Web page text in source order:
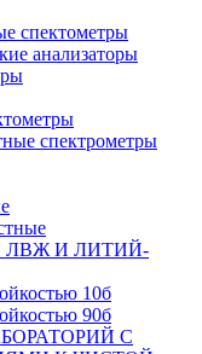
спектометры
анализаторы
спектрометры
И ЛИТИЙ-
10б
90б
С